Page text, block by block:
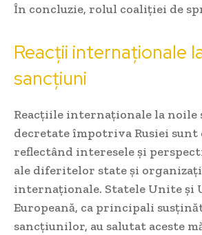
În concluzie, rolul coaliției de
Reacții internaționale
sancțiuni
Reacțiile internaționale la noile
decretate împotriva Rusiei sunt
reflectând interesele și
ale diferitelor state și
internaționale. Statele Unite și
Europeană, ca principali
sancțiunilor, au salutat aceste